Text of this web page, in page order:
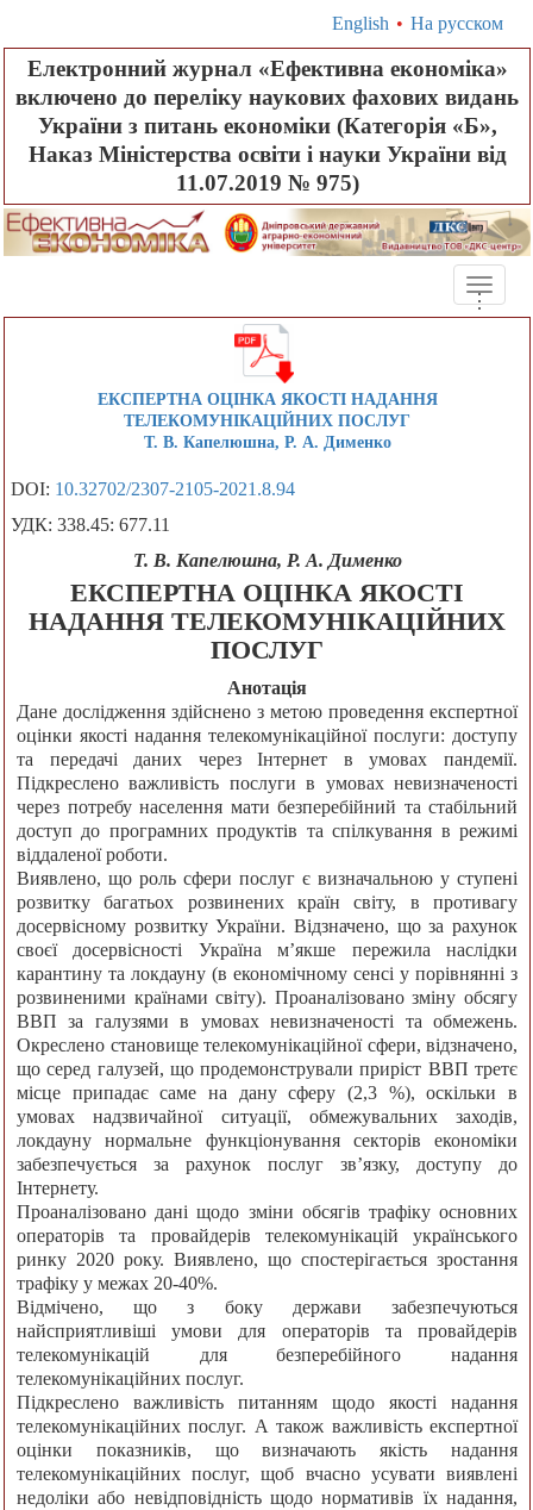
English • На русском
Електронний журнал «Ефективна економіка»
включено до переліку наукових фахових видань
України з питань економіки (Категорія «Б»,
Наказ Міністерства освіти і науки України від
11.07.2019 № 975)
Toggle
...
ЕКСПЕРТНА ОЦІНКА ЯКОСТІ НАДАННЯ
ТЕЛЕКОМУНІКАЦІЙНИХ ПОСЛУГ
Т. В. Капелюшна, Р. А. Дименко
DOI: 10.32702/2307-2105-2021.8.94
УДК: 338.45: 677.11
Т. В. Капелюшна, Р. А. Дименко
ЕКСПЕРТНА ОЦІНКА ЯКОСТІ
НАДАННЯ ТЕЛЕКОМУНІКАЦІЙНИХ
ПОСЛУГ
Анотація
Дане дослідження здійснено з метою проведення експертної
оцінки якості надання телекомунікаційної послуги: доступу
та передачі даних через Інтернет в умовах пандемії.
Підкреслено важливість послуги в умовах невизначеності
через потребу населення мати безперебійний та стабільний
доступ до програмних продуктів та спілкування в режимі
віддаленої роботи.
Виявлено, що роль сфери послуг є визначальною у ступені
розвитку багатьох розвинених країн світу, в противагу
досервісному розвитку України. Відзначено, що за рахунок
своєї досервісності Україна м’якше пережила наслідки
карантину та локдауну (в економічному сенсі у порівнянні з
розвиненими країнами світу). Проаналізовано зміну обсягу
ВВП за галузями в умовах невизначеності та обмежень.
Окреслено становище телекомунікаційної сфери, відзначено,
що серед галузей, що продемонстрували приріст ВВП третє
місце припадає саме на дану сферу (2,3 %), оскільки в
умовах надзвичайної ситуації, обмежувальних заходів,
локдауну нормальне функціонування секторів економіки
забезпечується за рахунок послуг зв’язку, доступу до
Інтернету.
Проаналізовано дані щодо зміни обсягів трафіку основних
операторів та провайдерів телекомунікацій українського
ринку 2020 року. Виявлено, що спостерігається зростання
трафіку у межах 20-40%.
Відмічено, що з боку держави забезпечуються
найсприятливіші умови для операторів та провайдерів
телекомунікацій для безперебійного надання
телекомунікаційних послуг.
Підкреслено важливість питанням щодо якості надання
телекомунікаційних послуг. А також важливість експертної
оцінки показників, що визначають якість надання
телекомунікаційних послуг, щоб вчасно усувати виявлені
недоліки або невідповідність щодо нормативів їх надання,